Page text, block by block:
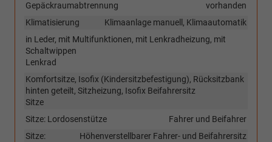
vorhanden
Gepäckraumabtrennung
Klimaanlage manuell, Klimaautomatik
Klimatisierung
in Leder, mit Multifunktionen, mit Lenkradheizung, mit
Schaltwippen
Lenkrad
Komfortsitze, Isofix (Kindersitzbefestigung), Rücksitzbank
hinten geteilt, Sitzheizung, Isofix Beifahrersitz
Sitze
Fahrer und Beifahrer
Sitze: Lordosenstütze
Höhenverstellbarer Fahrer- und Beifahrersitz
Sitze: